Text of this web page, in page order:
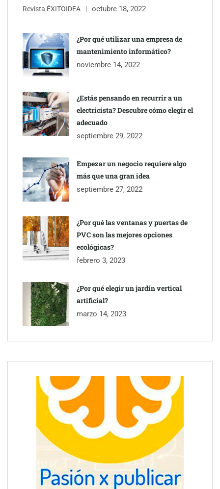
Revista ÉXITOIDEA octubre 18, 2022
¿Por qué utilizar una empresa de
mantenimiento informático?
noviembre 14, 2022
¿Estás pensando en recurrir a un
electricista? Descubre cómo elegir el
adecuado
septiembre 29, 2022
Empezar un negocio requiere algo
más que una gran idea
septiembre 27, 2022
¿Por qué las ventanas y puertas de
PVC son las mejores opciones
ecológicas?
febrero 3, 2023
¿Por qué elegir un jardín vertical
artificial?
marzo 14, 2023